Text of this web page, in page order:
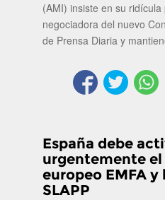
(AMI) insiste en su
negociadora del nuevo
de Prensa Diaria y
España debe
urgentemente
europeo EMFA
SLAPP